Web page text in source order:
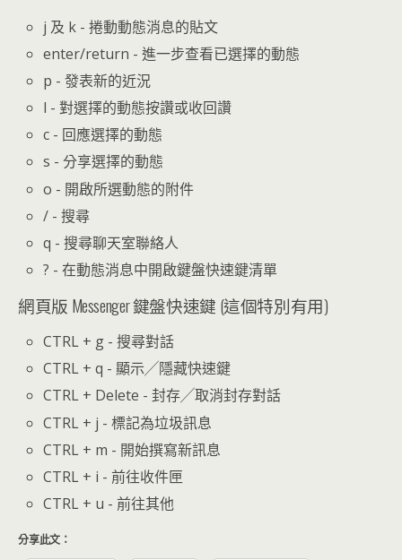
j 及 k - 捲動動態消息的貼文
enter/return - 進一步查看已選擇的動態
p - 發表新的近況
l - 對選擇的動態按讚或收回讚
c - 回應選擇的動態
s - 分享選擇的動態
o - 開啟所選動態的附件
/ - 搜尋
q - 搜尋聊天室聯絡人
? - 在動態消息中開啟鍵盤快速鍵清單
網頁版 Messenger 鍵盤快速鍵 (這個特別有用)
CTRL + g - 搜尋對話
CTRL + q - 顯示╱隱藏快速鍵
CTRL + Delete - 封存╱取消封存對話
CTRL + j - 標記為垃圾訊息
CTRL + m - 開始撰寫新訊息
CTRL + i - 前往收件匣
CTRL + u - 前往其他
分享此文：